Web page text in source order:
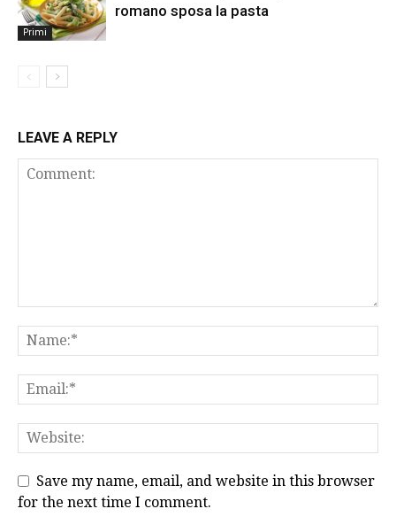
Primi
romano sposa la pasta
LEAVE A REPLY
Save my name, email, and website in this browser
for the next time I comment.